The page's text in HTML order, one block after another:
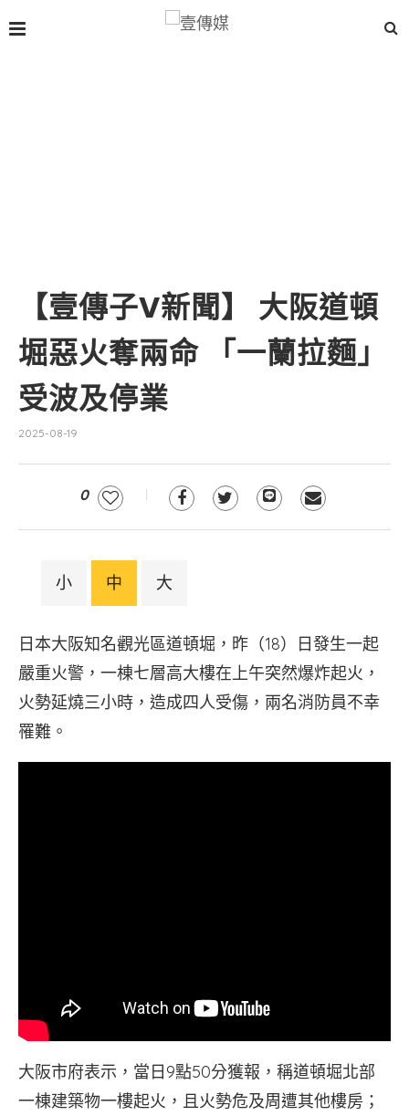
【壹傳子V新聞】 大阪道頓
堀惡火奪兩命 「一蘭拉麵」
受波及停業
2025-08-19
0
小 中 大
日本大阪知名觀光區道頓堀，昨（18）日發生一起
嚴重火警，一棟七層高大樓在上午突然爆炸起火，
火勢延燒三小時，造成四人受傷，兩名消防員不幸
罹難。
大阪市府表示，當日9點50分獲報，稱道頓堀北部
一棟建築物一樓起火，且火勢危及周遭其他樓房；